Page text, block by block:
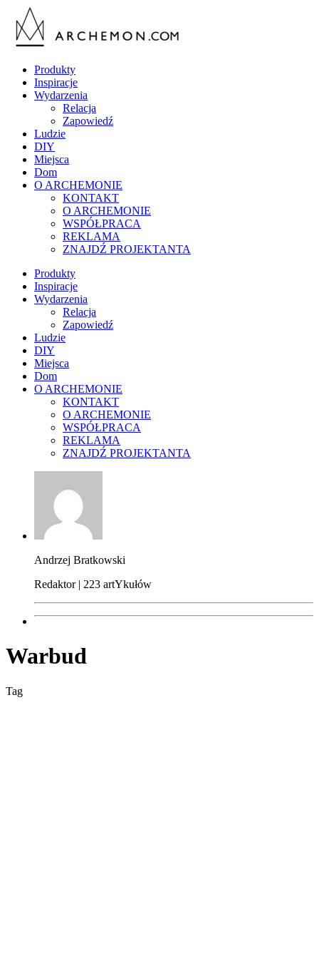
Produkty
Inspiracje
Wydarzenia
Relacja
Zapowiedź
Ludzie
DIY
Miejsca
Dom
O ARCHEMONIE
KONTAKT
O ARCHEMONIE
WSPÓŁPRACA
REKLAMA
ZNAJDŹ PROJEKTANTA
Produkty
Inspiracje
Wydarzenia
Relacja
Zapowiedź
Ludzie
DIY
Miejsca
Dom
O ARCHEMONIE
KONTAKT
O ARCHEMONIE
WSPÓŁPRACA
REKLAMA
ZNAJDŹ PROJEKTANTA
Andrzej Bratkowski
Redaktor | 223 artYkułów
Warbud
Tag